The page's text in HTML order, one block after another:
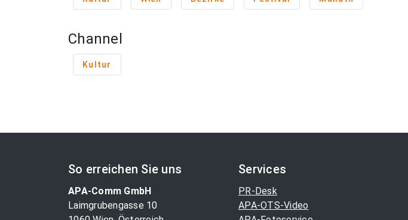
Channel
Kultur
So erreichen Sie uns
APA-Comm GmbH
Laimgrubengasse 10
Services
PR-Desk
APA-OTS-Video